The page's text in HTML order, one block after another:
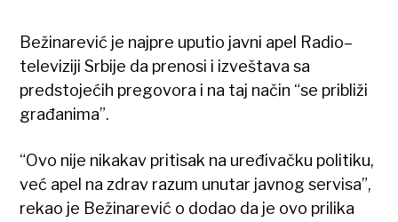
Bežinarević je najpre uputio javni apel Radio–
televiziji Srbije da prenosi i izveštava sa
predstojećih pregovora i na taj način “se približi
građanima”.
“Ovo nije nikakav pritisak na uređivačku politiku,
već apel na zdrav razum unutar javnog servisa”,
rekao je Bežinarević o dodao da je ovo prilika